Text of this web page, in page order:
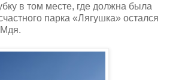
в том месте, где должна была
парка «Лягушка» остался